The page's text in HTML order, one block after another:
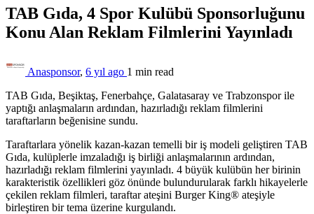
TAB Gıda, 4 Spor Kulübü Sponsorluğunu
Konu Alan Reklam Filmlerini Yayınladı
Anasponsor, 6 yıl ago 1 min read
TAB Gıda, Beşiktaş, Fenerbahçe, Galatasaray ve Trabzonspor ile
yaptığı anlaşmaların ardından, hazırladığı reklam filmlerini
taraftarların beğenisine sundu.
Taraftarlara yönelik kazan-kazan temelli bir iş modeli geliştiren TAB
Gıda, kulüplerle imzaladığı iş birliği anlaşmalarının ardından,
hazırladığı reklam filmlerini yayınladı. 4 büyük kulübün her birinin
karakteristik özellikleri göz önünde bulundurularak farklı hikayelerle
çekilen reklam filmleri, taraftar ateşini Burger King® ateşiyle
birleştiren bir tema üzerine kurgulandı.